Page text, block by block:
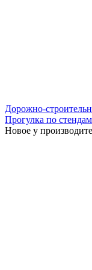
Дорожно-
Прогулка по
Новое у